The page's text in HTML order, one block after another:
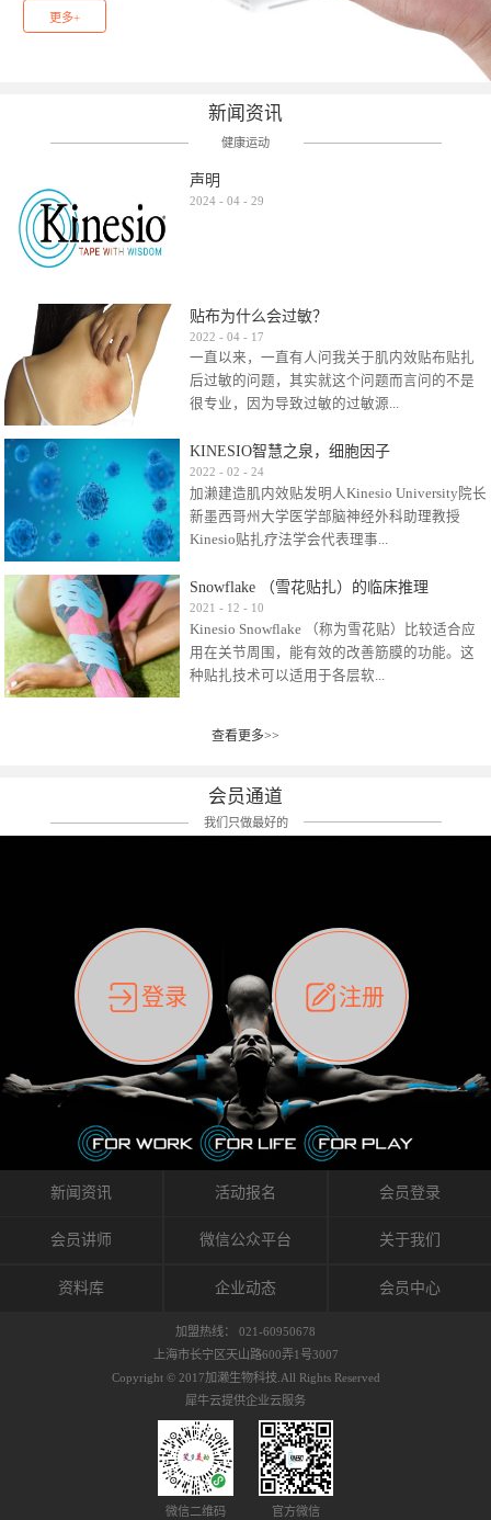
更多+
新闻资讯
健康运动
声明
2024 - 04 - 29
贴布为什么会过敏？
2022 - 04 - 17
一直以来，一直有人问我关于肌内效贴布贴扎
后过敏的问题，其实就这个问题而言问的不是
很专业，因为导致过敏的过敏源...
很多，比如试穿件衣服有时都会过敏，特定条
件下吃东西有时也会过敏，难道不吃不穿了？
其他品牌的在此我们不予评价，就KINESIO肌内
效贴布来说，40多年的研究开发制造肌内效贴
比如我本人，几乎天天接触KINESIO肌内效，无
论从皮肤适应性还是本人皮肤本身就不属于不
易过敏的那种，基本不会有过敏瘙痒的情况。
但是，当身体不适、休息不好、持续紧张等特
殊因素的影响下，有时还是会出现瘙痒过敏的
前后后居家近30天左右，感觉日子都日夜颠倒
痛影响走路。当天疼痛部贴了EDF和胃十字，膝
关节贴了半月板贴布。第2天第12肋部的EDF和
消失，贴布也没有出现进一步瘙痒过敏。而膝
关节的半月板贴布张力用的100%，但自始至终
它都很坚强的贴着，没有出现过任何瘙痒的迹
象。不同的条件下，同一个身体，不同的部位
皮肤的敏感度也有不同。因此我们KINESIO要做
的，是在研发生产过程中竭尽全力的降低致敏
性，减少贴布本身带来的致敏率。那到底是什
么原因引起的过敏瘙痒呢？我整理了以下内容
仅供大家参考，希望能给予大家帮助。首先我
们分析解剖下过敏的原因，然后简说一下
KINESIO贴布贴扎后预防应对。我把导致过敏的
原因，简单分为外因和内因。外因1，贴布贴布
括：1）面料的伸展率、回缩率、纤维的刺激
能会给皮肤带来过度的刺激，从而引起过敏瘙
KINESIO智慧之泉，细胞因子
2022 - 02 - 24
加濑建造肌内效贴发明人Kinesio University院长
新墨西哥州大学医学部脑神经外科助理教授
Kinesio贴扎疗法学会代表理事...
Kinesio Taping Association International
（KTAI）名誉会长 身体具有免疫、疼痛、细胞
破坏、发热、修复、增殖、再生等自然愈合能
力。 多作为细胞因子存在于皮肤表皮、真皮、
扎疗法）的效果是通过创造一个环境，使每种
以激发身体的自然愈合能力。 通常，药物会削
弱细胞因子的作用，单方面还会引起副作用的
症状。 与此相比，Kinesio肌内效贴创造了细
的控制仍有许多未知。 细胞因子是一种酵素，
各种各样的酵素起着适当的作用，为细胞创造
了适合居住的环境。 在现代医学上，这种细胞
因子是一种酶的观点往往被否定，但在体内有
有毒细菌和无毒细菌，它们起着保持身体平衡
的作用。 Kinesio肌内效贴不像药物那样在短时
间内表现出症状，而是通过花费时间创造一个
对身体没有伤害（副作用等）的环境来减轻症
状。 但是，由于营养、精神、运动的平衡被破
坏，各种细胞就会发生病态变化。 在一定的状
态下，细胞因子会自动捕捉异常，并在细胞之
间传递适当的修复信息。可以收集各自所需的
因子级联；细胞因子的连锁反应）。 如果这种
者甚至提供不需要的物质。 因此，身体所需的
自然愈合能力不仅不能发挥作用，反而会造成
恶化的环境。Kinesio肌内效贴的作用，就是解
决这些问题。 KinesioTaping ® （Kinesio贴扎
疗法）的概念是空（空间），动（流动），冷
（抑制热的上升），为了实现这些，贴布的质
作出来。 特别地，Kinesio Medical
Tappling®（Kinesio医疗贴扎）通过从皮肤表面
长时间给予适...
Snowflake （雪花贴扎）的临床推理
2021 - 12 - 10
Kinesio Snowflake （称为雪花贴）比较适合应
用在关节周围，能有效的改善筋膜的功能。这
种贴扎技术可以适用于各层软...
组织:肌肉，肌腱，韧带（主要围绕有问题的关
状，而是指贴布本身很重量，以及贴布刺激的
类型。贴布的应用充分利用了体内由间质液组
成的自然流体力学的流体层。这种轻微的刺激
间，还可以在单片贴布上提供支持和深度刺
激。通过对间质液的适当控制，可以连接皮下
筋膜，对关节进行非常轻柔的刺激，增加患部
的治疗区域。 snowflake“雪花”贴布不会妨碍皮
肤上下左右运动，有效的辅助修复关节周围组
织的筋膜。它可以作用于关节或肌肉表面，释
放压力，刺激深层筋膜。“雪花”贴扎疗法是一
种可以改变肌肉、筋膜和间质液之间自然流动
关系的方法。 间质液间质被称为人体的新器
官。研究人员认为，整个身体的网络是由坚韧
且柔软的蛋白质结构所支撑的相互连接的充满
流体的空间构成的。如果作为脏器，这是人体
最大的脏器，约占体重的20%（相比之下，皮
内流通，有助于细胞的再生和恢复。“1”“雪花”
周围进行轻柔的刺激，改善受影响的关节和肌
到辅助修复损伤组织的作用。对组织的营养供
膜，韧带和关节周围皮下组织的关节囊。 流
体力学理论加濑博士-Kinesio肌内效贴布的发明
人流体力学理论是以对日常生活产生反复影响
的纤细筋膜的性质为焦点。 筋膜容易受到外部
查看更多>>
会员通道
我们只做最好的
登录 注册
新闻资讯 活动报名 会员登录
会员讲师 微信公众平台 关于我们
资料库 企业动态 会员中心
加盟热线： 021-60950678
上海市长宁区天山路600弄1号3007
Copyright © 2017加濑生物科技.All Rights Reserved
犀牛云提供企业云服务
微信二维码 官方微信